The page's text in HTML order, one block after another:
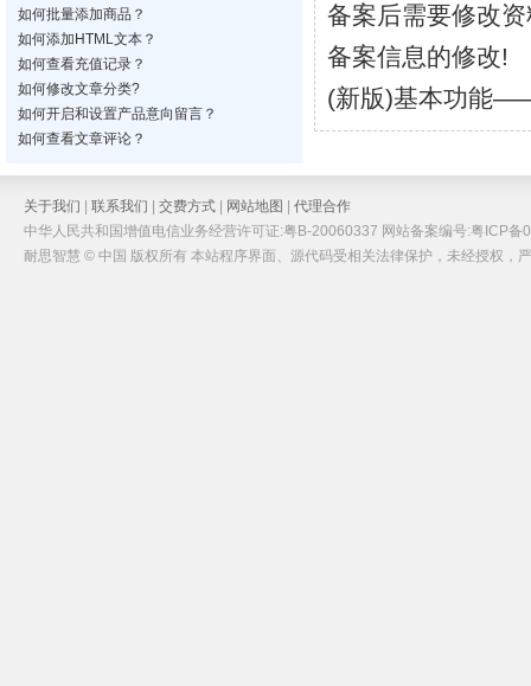
如何批量添加商品？
如何添加HTML文本？
如何查看充值记录？
如何修改文章分类?
如何开启和设置产品意向留言？
如何查看文章评论？
备案后需要修改
备案信息的修改!
(新版)基本功能
关于我们 联系我们 交费方式 网站地图
代理合作
中华人民共和国增值电信业务经营许可证:粤B-20060337 网站备案编号:粤ICP备
耐思智慧 © 中国 版权所有 本站程序界面、源代码受相关法律保护，未经授权，